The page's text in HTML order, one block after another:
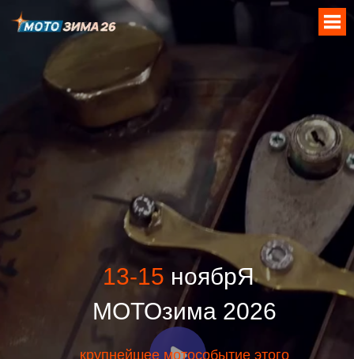
крупнейшее мотособытие этого
13-15 ноябрЯ
МОТОзима 2026